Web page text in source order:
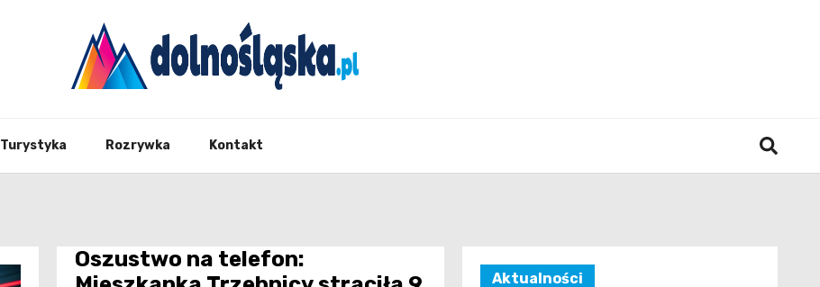
Turystyka Rozrywka Kontakt
Oszustwo na telefon:
Aktualności